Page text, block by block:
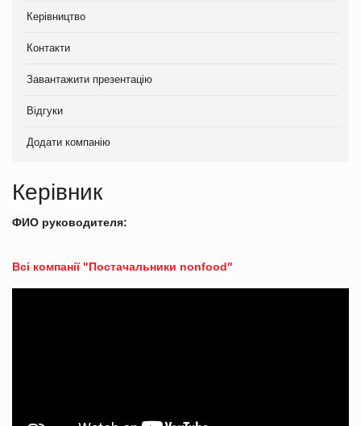
Керівництво
Контакти
Завантажити презентацію
Відгуки
Додати компанію
Керівник
ФИО руководителя:
Всі компанії "Постачальники nonfood"